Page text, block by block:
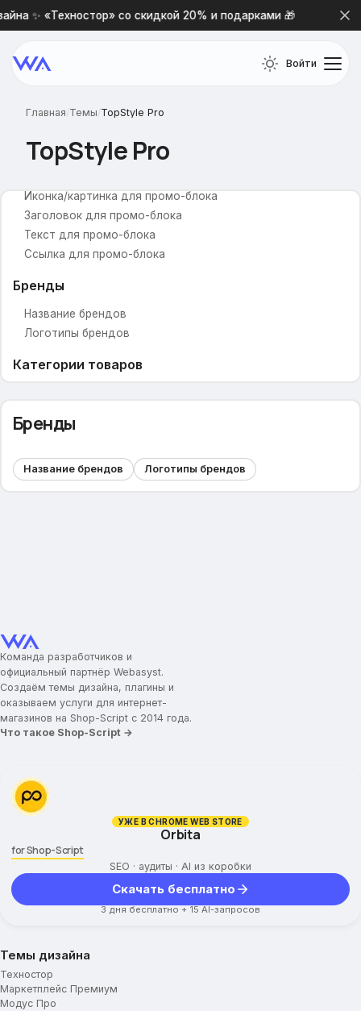
✨ «Техностор» со скидкой 20% и подарками 🎁
Войти
Главная/Темы/TopStyle Pro
TopStyle Pro
Список промо-товаров в слайдере
Список «Бестселлеры»
Новости
Промо-иконки
Иконка/картинка для промо-блока
Заголовок для промо-блока
Текст для промо-блока
Ссылка для промо-блока
Бренды
Название брендов
Логотипы брендов
Категории товаров
Изображения для категорий
товар.&quot;
Описание категорий
Рейтинг
Быстрый просмотр
Выбор количества
Карточка товара
Скролл к товару
Вкладка по умолчанию
Вид описания товара
Дополнительная вкладка (Заголовок)
Дополнительная вкладка (Текст)
Выбор характеристик товара
Отзывы
Бренды
Название брендов Логотипы брендов
Команда разработчиков и
официальный партнёр Webasyst.
Создаём темы дизайна, плагины и
оказываем услуги для интернет-
магазинов на Shop-Script с 2014 года.
Что такое Shop-Script →
УЖЕ В CHROME WEB STORE
Orbita
for Shop-Script
SEO · аудиты · AI из коробки
Скачать бесплатно
3 дня бесплатно + 15 AI-запросов
Темы дизайна
Техностор
Маркетплейс Премиум
Модус Про